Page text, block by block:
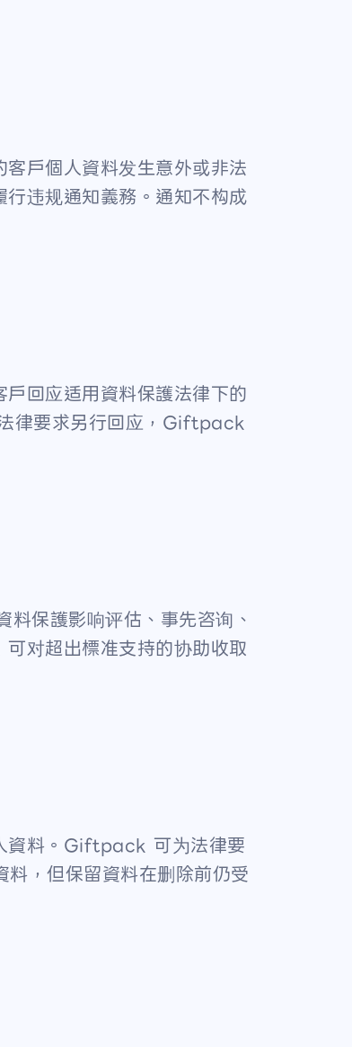
戶個人資料发生意外或非法
违规通知義務。通知不构成
回应适用資料保護法律下的
律要求另行回应，Giftpack
保護影响评估、事先咨询、
对超出標准支持的协助收取
資料。Giftpack 可为法律要
，但保留資料在删除前仍受